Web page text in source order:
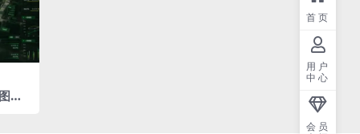
表
首页
用户
中心
会员